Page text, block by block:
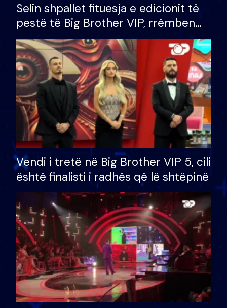
Selin shpallet fituesja e edicionit të
pestë të Big Brother VIP, rrëmben
çmimin e madh prej 100 mijë eurosh
Vendi i tretë në Big Brother VIP 5, cili
është finalisti i radhës që lë shtëpinë